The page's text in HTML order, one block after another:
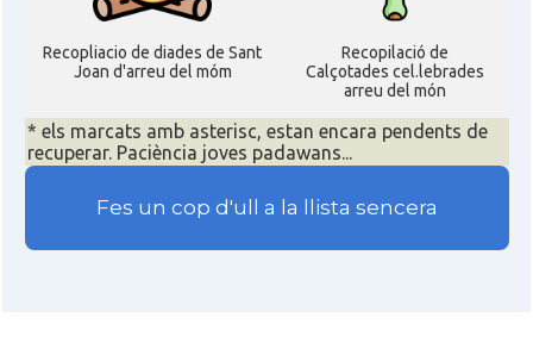
Recopliacio de diades de Sant
Joan d'arreu del móm
Recopilació de
Calçotades cel.lebrades
arreu del món
* els marcats amb asterisc, estan encara pendents de
recuperar. Paciència joves padawans...
Fes un cop d'ull a la llista sencera